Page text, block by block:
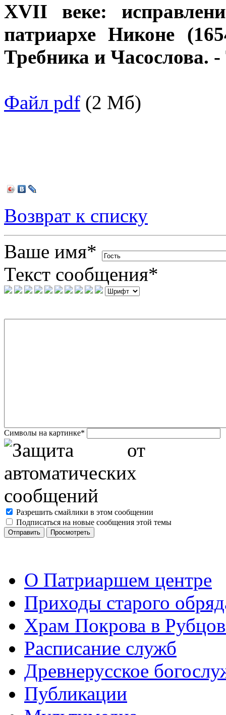
XVII веке:
патриархе Никоне
Требника и Часослова.
Файл pdf (2 Мб)
Возврат к списку
Ваше имя*
Текст сообщения*
Символы на картинке*
Разрешить смайлики в этом сообщении
Подписаться на новые сообщения этой темы
О Патриаршем центре
Приходы старого
Храм Покрова в
Расписание служб
Древнерусское
Публикации